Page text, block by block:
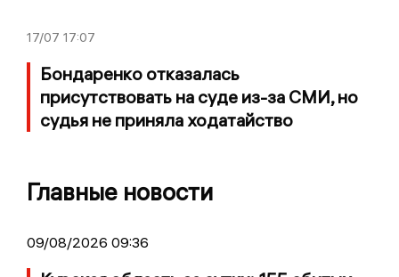
17/07 17:07
Бондаренко отказалась
присутствовать на суде из-за СМИ, но
судья не приняла ходатайство
Главные новости
09/08/2026 09:36